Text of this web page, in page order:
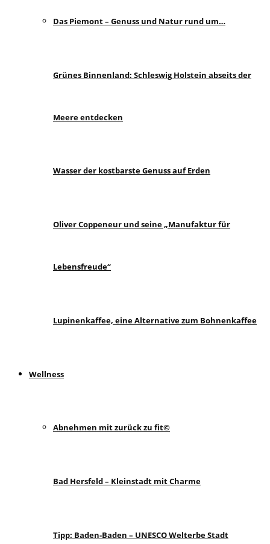
Das Piemont – Genuss und Natur rund um…
Grünes Binnenland: Schleswig Holstein abseits der
Meere entdecken
Wasser der kostbarste Genuss auf Erden
Oliver Coppeneur und seine „Manufaktur für
Lebensfreude“
Lupinenkaffee, eine Alternative zum Bohnenkaffee
Wellness
Abnehmen mit zurück zu fit©
Bad Hersfeld – Kleinstadt mit Charme
Tipp: Baden-Baden – UNESCO Welterbe Stadt